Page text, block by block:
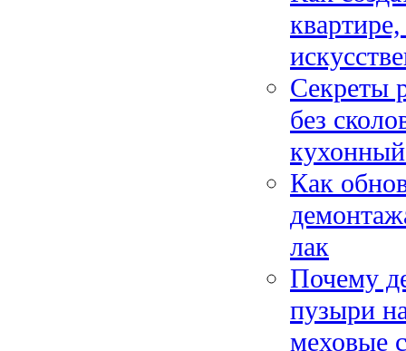
Секреты
без
Как
лак
Почему
пузыри
меховые